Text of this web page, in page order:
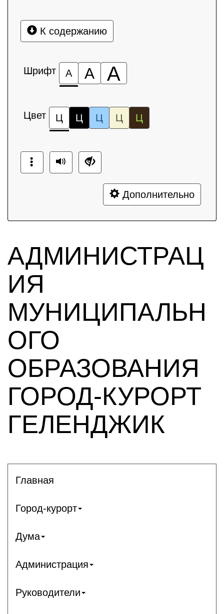
К содержанию
Шрифт А А А
Цвет Ц Ц Ц Ц Ц
Дополнительно
АДМИНИСТРАЦ
ИЯ
МУНИЦИПАЛЬН
ОГО
ОБРАЗОВАНИЯ
ГОРОД-КУРОРТ
ГЕЛЕНДЖИК
Главная
Город-курорт
Дума
Администрация
Руководители